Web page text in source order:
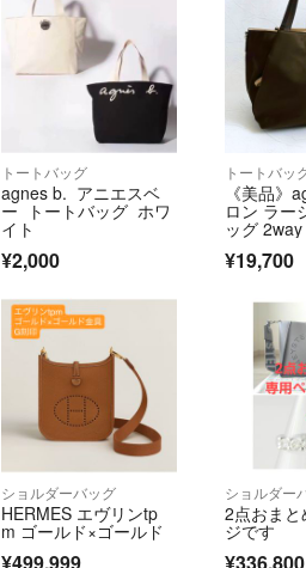
トートバッグ
agnes b. アニエスベ
ー トートバッグ ホワ
イト
¥2,000
トートバッ
《美品》
ロン ラー
ッグ
ー 茶 ベー
¥19,700
ショルダーバッグ
HERMES エヴリンtp
m ゴールド×ゴールド
ショルダー
2点おま
ジです